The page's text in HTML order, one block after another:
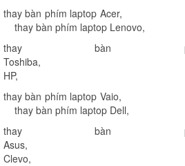
thay bàn phím laptop Acer,
thay bàn phím laptop Lenovo,
thay bàn
Toshiba,
HP,
thay bàn phím laptop Vaio,
thay bàn phím laptop Dell,
thay bàn
Asus,
Clevo,